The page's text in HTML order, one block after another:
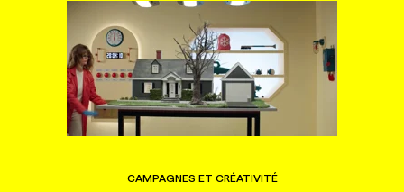
CAMPAGNES ET CRÉATIVITÉ